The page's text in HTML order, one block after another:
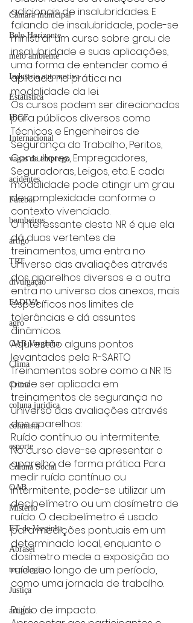
Câmara municipal
Belo Horizonte
meio ambiente
Industria automotiva
Estatística
IBGE
Internacional
vagas de emprego
acidentes
Futebol
bombeiros
artigo
TRT
divulgação
FADIVA
agro
OAB Varginha
Clima
Crime
coluna juridica
colunista
esporte
Coluna Social
OAB
Mistério
ET de Varginha
Abrasel
tecnologia
Justiça
artigos
adicionais de insalubridades. E
falando de insalubridade, pode-se
ministrar um curso sobre grau de
insalubridade e suas aplicações,
uma forma de entender como é
aplicada na prática na
modalidade da lei.
Os cursos podem ser direcionados
para públicos diversos como
Técnicos e Engenheiros de
Segurança do Trabalho, Peritos,
Consultores, Empregadores,
Seguradoras, Leigos, etc. E cada
modalidade pode atingir um grau
de complexidade conforme o
contexto vivenciado.
O interessante desta NR é que ela
dá duas vertentes de
treinamentos, uma entra no
universo das avaliações através
dos aparelhos diversos e a outra
entra no universo dos anexos, mais
específicos nos limites de
tolerâncias e dá assuntos
dinâmicos.
Aqui estão alguns pontos
levantados pela R-SARTO
Treinamentos sobre como a NR 15
pode ser aplicada em
treinamentos de segurança no
universo das avaliações através
dos aparelhos:
Ruído contínuo ou intermitente.
No curso deve-se apresentar o
aparelho de forma prática. Para
medir ruído contínuo ou
intermitente, pode-se utilizar um
decibelímetro ou um dosímetro de
ruído. O decibelímetro é usado
para medições pontuais em um
determinado local, enquanto o
dosímetro mede a exposição ao
ruído ao longo de um período,
como uma jornada de trabalho.
Ruído de impacto.